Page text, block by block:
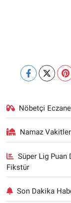
Nöbetçi
Namaz
Süper Lig Puan
Fikstür
Son Dakika